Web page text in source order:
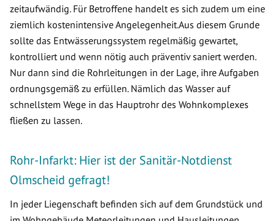
zeitaufwändig. Für Betroffene handelt es sich zudem um eine
ziemlich kostenintensive Angelegenheit.Aus diesem Grunde
sollte das Entwässerungssystem regelmäßig gewartet,
kontrolliert und wenn nötig auch präventiv saniert werden.
Nur dann sind die Rohrleitungen in der Lage, ihre Aufgaben
ordnungsgemäß zu erfüllen. Nämlich das Wasser auf
schnellstem Wege in das Hauptrohr des Wohnkomplexes
fließen zu lassen.
Rohr-Infarkt: Hier ist der Sanitär-Notdienst
Olmscheid gefragt!
In jeder Liegenschaft befinden sich auf dem Grundstück und